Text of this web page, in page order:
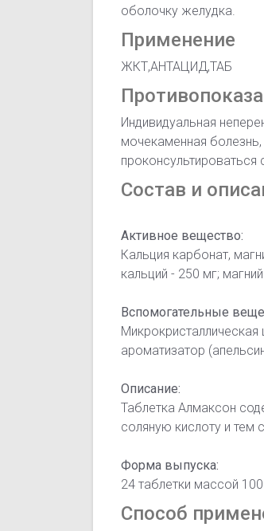
оболочку желудка.
Применение
ЖКТ,АНТАЦИД,ТАБ
Индивидуальная
мочекаменная
Состав и
Активное вещество:
Кальция карбонат,
кальций - 250 мг;
Вспомогательные
Микрокристаллическая
ароматизатор
Описание:
Таблетка Алмаксон
соляную кислоту и
Форма выпуска:
24 таблетки массой
Способ